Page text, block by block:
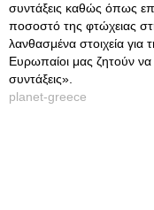
συντάξεις καθώς όπως
ποσοστό της φτώχειας
λανθασμένα στοιχεία για
Ευρωπαίοι μας ζητούν
συντάξεις».
planet-greece